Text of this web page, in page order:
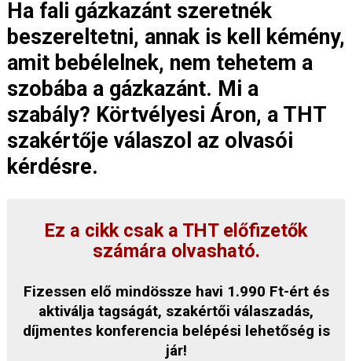
Ha fali gázkazánt szeretnék
beszereltetni, annak is kell kémény,
amit bebélelnek, nem tehetem a
szobába a gázkazánt. Mi a
szabály? Körtvélyesi Áron, a THT
szakértője válaszol az olvasói
kérdésre.
Ez a cikk csak a THT előfizetők
számára olvasható.
Fizessen elő mindössze havi 1.990 Ft-ért és
aktiválja tagságát, szakértői válaszadás,
díjmentes konferencia belépési lehetőség is
jár!